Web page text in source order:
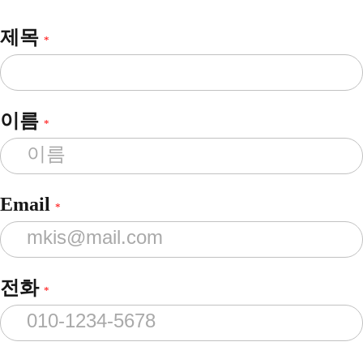
제목 *
이름 *
Email *
전화 *